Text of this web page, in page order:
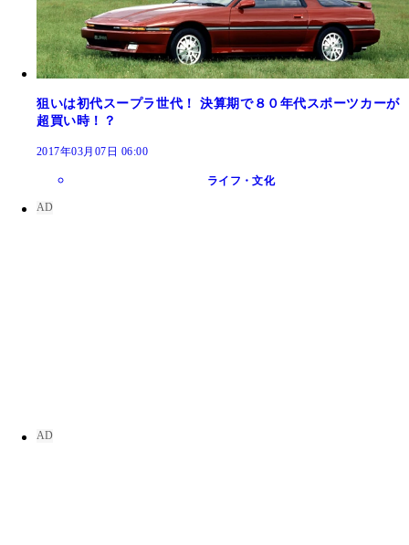
狙いは初代スープラ世代！ 決算期で８０年代スポーツカーが
超買い時！？
2017年03月07日 06:00
ライフ・文化